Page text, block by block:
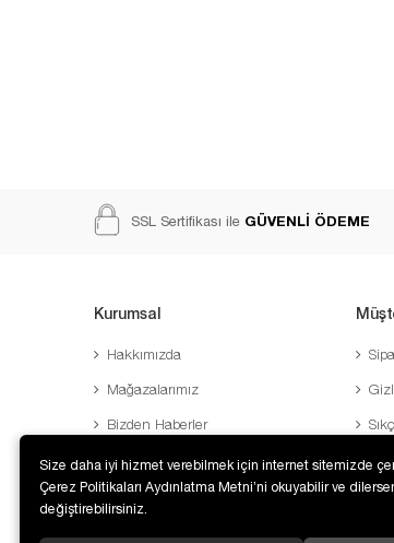
SSL Sertifikası ile GÜVENLİ ÖDEME
Kurumsal
Hakkımızda
Mağazalarımız
Bizden Haberler
Banka Hesaplarımız
İletişim
Size daha iyi hizmet verebilmek için internet sitemizde
Çerez Politikaları Aydınlatma Metni’ni okuyabilir ve
değiştirebilirsiniz.